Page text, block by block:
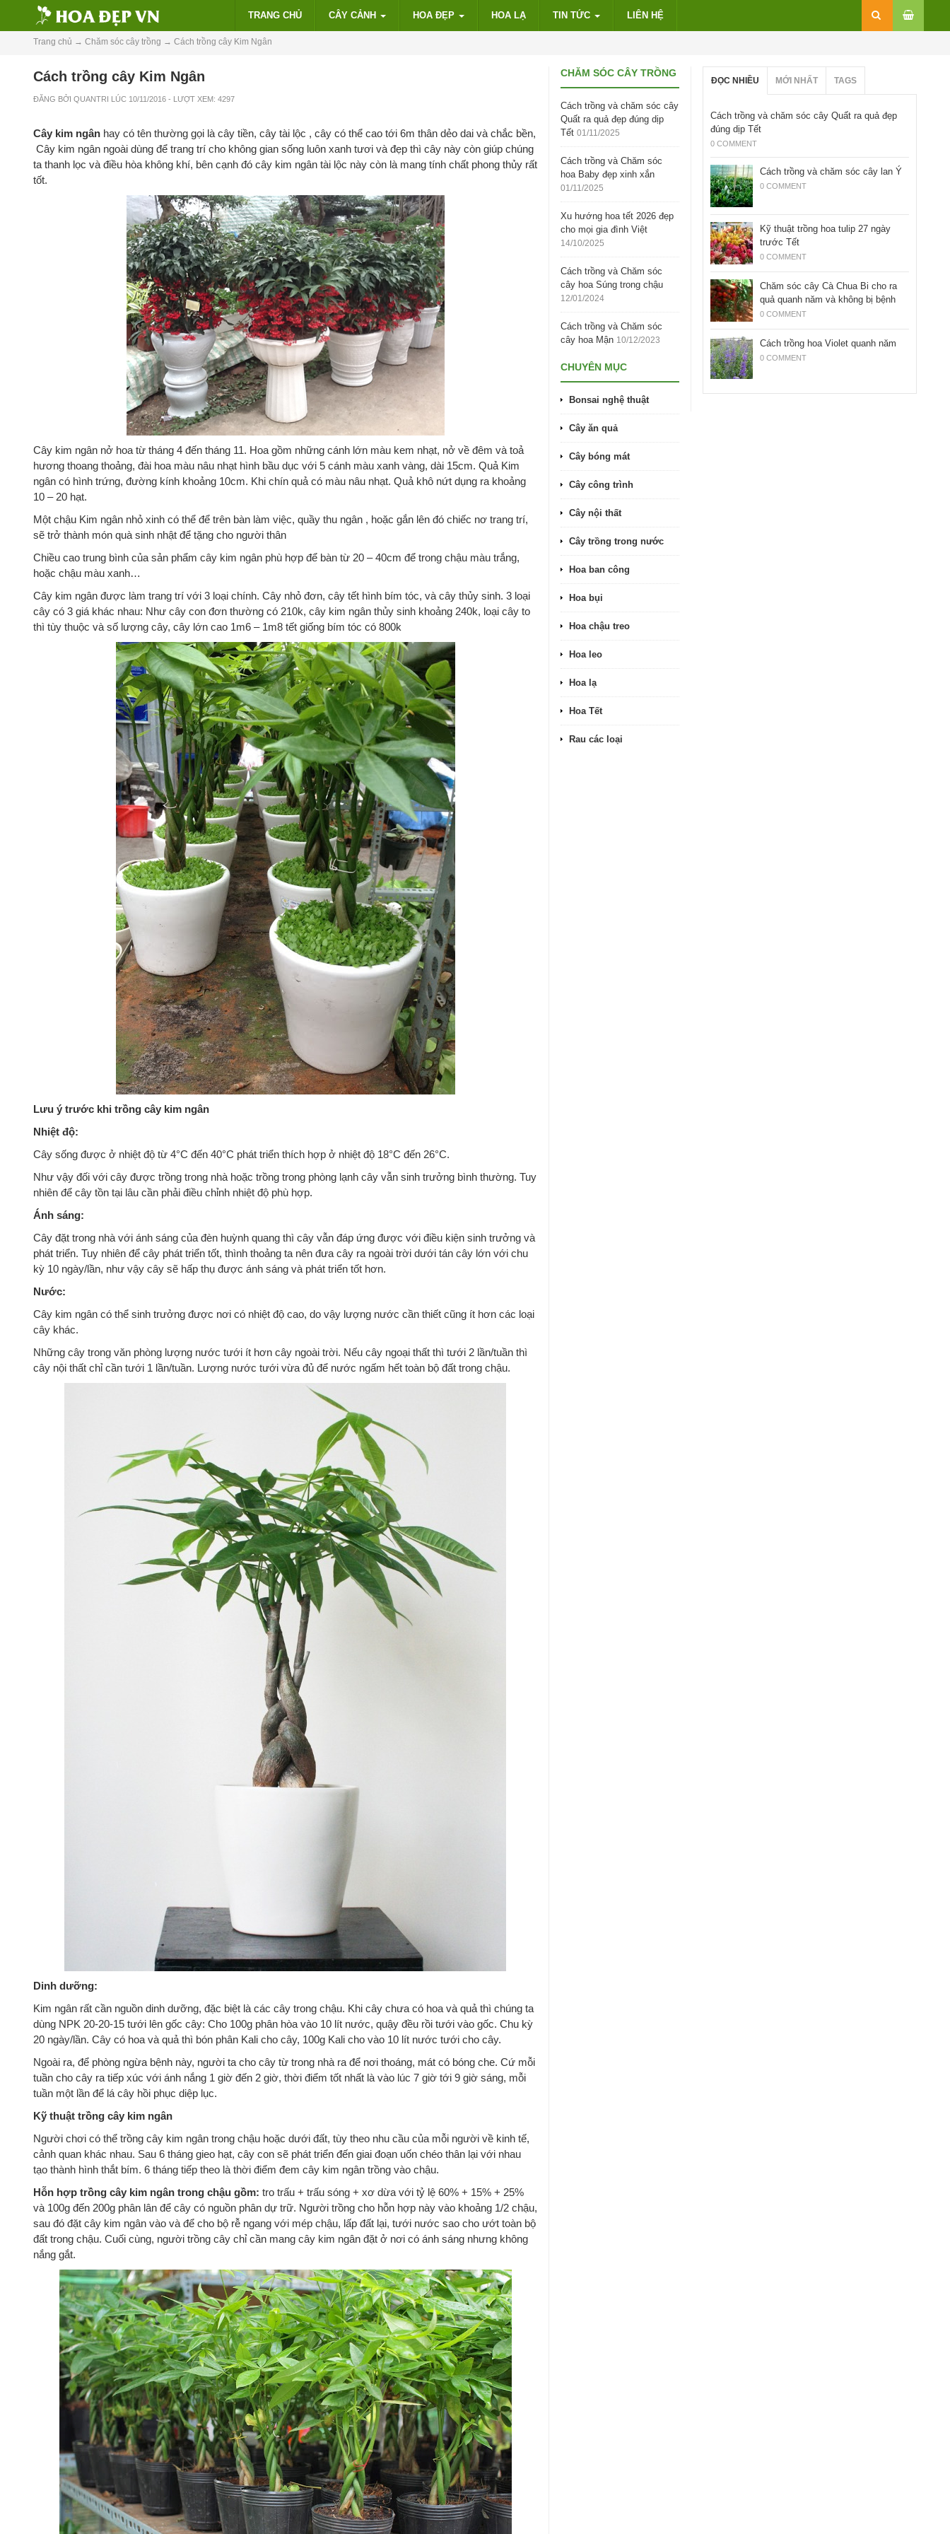
TRANG CHỦ CÂY CẢNH HOA ĐẸP HOA LẠ TIN TỨC LIÊN HỆ
Trang chủ → Chăm sóc cây trồng → Cách trồng cây Kim Ngân
Cách trồng cây Kim Ngân
ĐĂNG BỞI QUANTRI LÚC 10/11/2016 - LƯỢT XEM: 4297
Cây kim ngân hay có tên thường gọi là cây tiền, cây tài lộc , cây có thể cao tới 6m thân dẻo dai và chắc bền,
Cây kim ngân ngoài dùng để trang trí cho không gian sống luôn xanh tươi và đẹp thì cây này còn giúp chúng
ta thanh lọc và điều hòa không khí, bên cạnh đó cây kim ngân tài lộc này còn là mang tính chất phong thủy rất
tốt.
Cây kim ngân nở hoa từ tháng 4 đến tháng 11. Hoa gồm những cánh lớn màu kem nhạt, nở về đêm và toả
hương thoang thoảng, đài hoa màu nâu nhạt hình bầu dục với 5 cánh màu xanh vàng, dài 15cm. Quả Kim
ngân có hình trứng, đường kính khoảng 10cm. Khi chín quả có màu nâu nhạt. Quả khô nứt dụng ra khoảng
10 – 20 hạt.
Một chậu Kim ngân nhỏ xinh có thể để trên bàn làm việc, quầy thu ngân , hoặc gắn lên đó chiếc nơ trang trí,
sẽ trở thành món quà sinh nhật để tặng cho người thân
Chiều cao trung bình của sản phẩm cây kim ngân phù hợp để bàn từ 20 – 40cm để trong chậu màu trắng,
hoặc chậu màu xanh…
Cây kim ngân được làm trang trí với 3 loại chính. Cây nhỏ đơn, cây tết hình bím tóc, và cây thủy sinh. 3 loại
cây có 3 giá khác nhau: Như cây con đơn thường có 210k, cây kim ngân thủy sinh khoảng 240k, loại cây to
thì tùy thuộc và số lượng cây, cây lớn cao 1m6 – 1m8 tết giống bím tóc có 800k
Lưu ý trước khi trồng cây kim ngân
Nhiệt độ:
Cây sống được ở nhiệt độ từ 4°C đến 40°C phát triển thích hợp ở nhiệt độ 18°C đến 26°C.
Như vậy đối với cây được trồng trong nhà hoặc trồng trong phòng lạnh cây vẫn sinh trưởng bình thường. Tuy
nhiên để cây tồn tại lâu cần phải điều chỉnh nhiệt độ phù hợp.
Ánh sáng:
Cây đặt trong nhà với ánh sáng của đèn huỳnh quang thì cây vẫn đáp ứng được với điều kiện sinh trưởng và
phát triển. Tuy nhiên để cây phát triển tốt, thình thoảng ta nên đưa cây ra ngoài trời dưới tán cây lớn với chu
kỳ 10 ngày/lần, như vậy cây sẽ hấp thụ được ánh sáng và phát triển tốt hơn.
Nước:
Cây kim ngân có thể sinh trưởng được nơi có nhiệt độ cao, do vậy lượng nước cần thiết cũng ít hơn các loại
cây khác.
Những cây trong văn phòng lượng nước tưới ít hơn cây ngoài trời. Nếu cây ngoại thất thì tưới 2 lần/tuần thì
cây nội thất chỉ cần tưới 1 lần/tuần. Lượng nước tưới vừa đủ để nước ngấm hết toàn bộ đất trong chậu.
Dinh dưỡng:
Kim ngân rất cần nguồn dinh dưỡng, đặc biệt là các cây trong chậu. Khi cây chưa có hoa và quả thì chúng ta
dùng NPK 20-20-15 tưới lên gốc cây: Cho 100g phân hòa vào 10 lít nước, quậy đều rồi tưới vào gốc. Chu kỳ
20 ngày/lần. Cây có hoa và quả thì bón phân Kali cho cây, 100g Kali cho vào 10 lít nước tưới cho cây.
Ngoài ra, để phòng ngừa bệnh này, người ta cho cây từ trong nhà ra để nơi thoáng, mát có bóng che. Cứ mỗi
tuần cho cây ra tiếp xúc với ánh nắng 1 giờ đến 2 giờ, thời điểm tốt nhất là vào lúc 7 giờ tới 9 giờ sáng, mỗi
tuần một lần để lá cây hồi phục diệp lục.
Kỹ thuật trồng cây kim ngân
Người chơi có thể trồng cây kim ngân trong chậu hoặc dưới đất, tùy theo nhu cầu của mỗi người về kinh tế,
cảnh quan khác nhau. Sau 6 tháng gieo hạt, cây con sẽ phát triển đến giai đoạn uốn chéo thân lại với nhau
tạo thành hình thắt bím. 6 tháng tiếp theo là thời điểm đem cây kim ngân trồng vào chậu.
Hỗn hợp trồng cây kim ngân trong chậu gồm: tro trấu + trấu sóng + xơ dừa với tỷ lệ 60% + 15% + 25%
và 100g đến 200g phân lân để cây có nguồn phân dự trữ. Người trồng cho hỗn hợp này vào khoảng 1/2 chậu,
sau đó đặt cây kim ngân vào và để cho bộ rễ ngang với mép chậu, lấp đất lại, tưới nước sao cho ướt toàn bộ
đất trong chậu. Cuối cùng, người trồng cây chỉ cần mang cây kim ngân đặt ở nơi có ánh sáng nhưng không
nắng gắt.
CHĂM SÓC CÂY TRỒNG
Cách trồng và chăm sóc cây
Quất ra quả đẹp đúng dịp
Tết 01/11/2025
Cách trồng và Chăm sóc
hoa Baby đẹp xinh xắn
01/11/2025
Xu hướng hoa tết 2026 đẹp
cho mọi gia đình Việt
14/10/2025
Cách trồng và Chăm sóc
cây hoa Súng trong chậu
12/01/2024
Cách trồng và Chăm sóc
cây hoa Mận 10/12/2023
CHUYÊN MỤC
Bonsai nghệ thuật
Cây ăn quả
Cây bóng mát
Cây công trình
Cây nội thất
Cây trồng trong nước
Hoa ban công
Hoa bụi
Hoa chậu treo
Hoa leo
Hoa lạ
Hoa Tết
Rau các loại
ĐỌC NHIỀU MỚI NHẤT TAGS
Cách trồng và chăm sóc cây Quất ra quả đẹp
đúng dịp Tết
0 COMMENT
Cách trồng và chăm sóc cây lan Ý
0 COMMENT
Kỹ thuật trồng hoa tulip 27 ngày
trước Tết
0 COMMENT
Chăm sóc cây Cà Chua Bi cho ra
quả quanh năm và không bị bệnh
0 COMMENT
Cách trồng hoa Violet quanh năm
0 COMMENT